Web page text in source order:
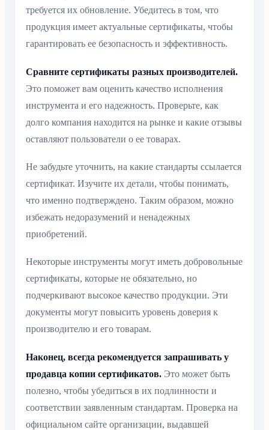
требуется их обновление. Убедитесь в том, что
продукция имеет актуальные сертификаты, чтобы
гарантировать ее безопасность и эффективность.
Сравните сертификаты разных производителей.
Это поможет вам оценить качество исполнения
инструмента и его надежность. Проверьте, как
долго компания находится на рынке и какие отзывы
оставляют пользователи о ее товарах.
Не забудьте уточнить, на какие стандарты ссылается
сертификат. Изучите их детали, чтобы понимать,
что именно подтверждено. Таким образом, можно
избежать недоразумений и ненадежных
приобретений.
Некоторые инструменты могут иметь добровольные
сертификаты, которые не обязательно, но
подчеркивают высокое качество продукции. Эти
документы могут повысить уровень доверия к
производителю и его товарам.
Наконец, всегда рекомендуется запрашивать у
продавца копии сертификатов. Это может быть
полезно, чтобы убедиться в их подлинности и
соответствии заявленным стандартам. Проверка на
официальном сайте организации, выдавшей